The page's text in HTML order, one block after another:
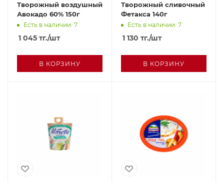
Творожный воздушный
Авокадо 60% 150г
Есть в наличии: 7
1 045 тг./шт
В КОРЗИНУ
Творожный сливочный
Фетакса 140г
Есть в наличии: 7
1 130 тг./шт
В КОРЗИНУ